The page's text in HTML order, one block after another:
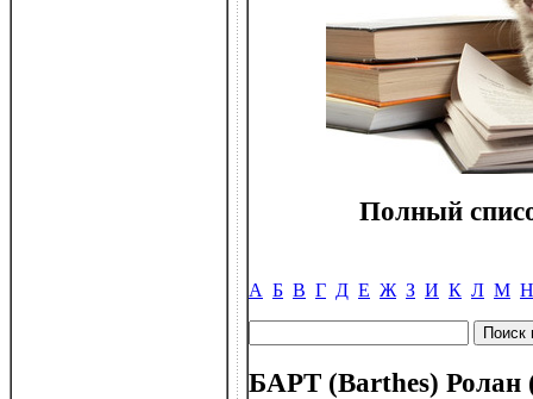
Полный
А Б В Г Д Е Ж З И К Л М Н
БАРТ (Barthes) Ролан